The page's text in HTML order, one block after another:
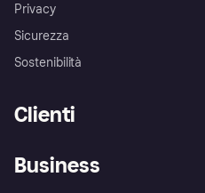
Privacy
Sicurezza
Sostenibilità
Clienti
Business